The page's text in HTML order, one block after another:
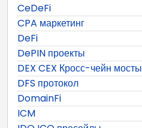
CeDeFi
CPA маркетинг
DeFi
DePIN проекты
DEX CEX Кросс-чейн мосты
DFS протокол
DomainFi
ICM